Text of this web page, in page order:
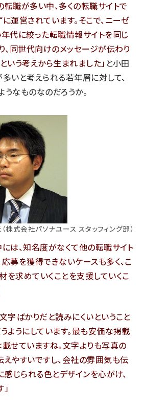
職が多い中、多くの転職サイトで
運営されています。そこで、ニーゼ
代に絞った転職情報サイトを同じ
、同世代向けのメッセージが伝わり
いう考えから生まれました」 と小田
いと考えられる若年層に対して、
なものなのだろうか。
株式会社パソナユース スタッフィング部）
は、知名度がなくて他の転職サイト
募を獲得できないケースも多く、こ
を求めていくことを支援していくこ
字ばかりだと読みにくいということ
ようにしています。最も安価な掲載
せていますね。文字よりも写真の
やすいですし、会社の雰囲気も伝
感じられる色とデザインを心がけ、